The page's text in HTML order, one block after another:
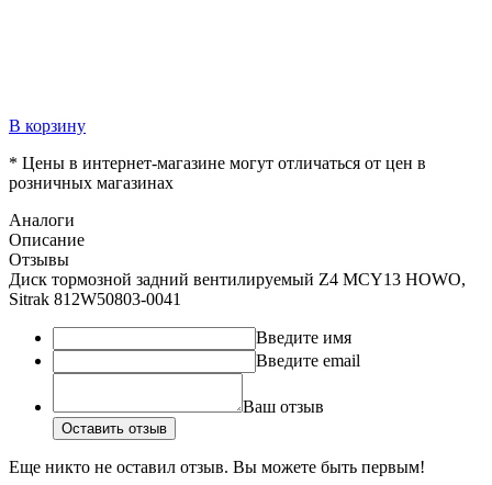
В корзину
* Цены в интернет-магазине могут отличаться от цен в
розничных магазинах
Аналоги
Описание
Отзывы
Диск тормозной задний вентилируемый Z4 MCY13 HOWO,
Sitrak 812W50803-0041
Введите имя
Введите email
Ваш отзыв
Оставить отзыв
Еще никто не оставил отзыв. Вы можете быть первым!